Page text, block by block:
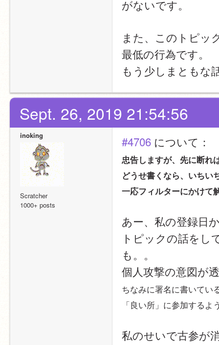
がないです。
また、このトピッ
最低の行為です。
もう少しまともな
Sept. 26, 2019 21:54:56
inoking
Scratcher
1000+ posts
#4706 について：
忠告しますが、先に断れ
どうせ書くなら、いちい
一応フィルターにかけて
あー、私の登録日
トピックの話をし
も。。
個人攻撃の意図が
ちなみに署名に書いてい
「良い所」に参加する
私のせいで古参が